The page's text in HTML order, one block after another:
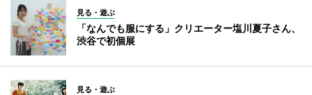
見る・遊ぶ
「なんでも服にする」クリエーター塩川夏子さん、
渋谷で初個展
見る・遊ぶ